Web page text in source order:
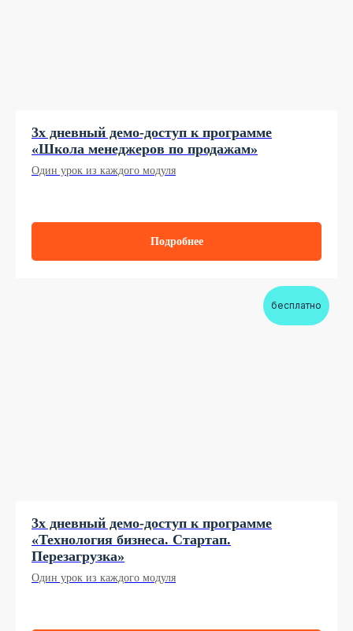
3х дневный демо-доступ к программе
«Школа менеджеров по продажам»
Один урок из каждого модуля
Подробнее
бесплатно
3х дневный демо-доступ к программе
«Технология бизнеса. Стартап.
Перезагрузка»
Один урок из каждого модуля